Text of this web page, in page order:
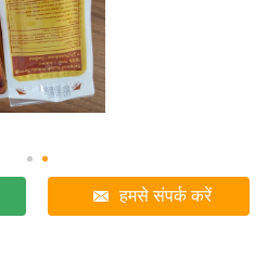
हमसे संपर्क करें